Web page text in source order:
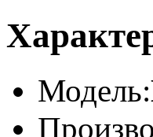
Модель: